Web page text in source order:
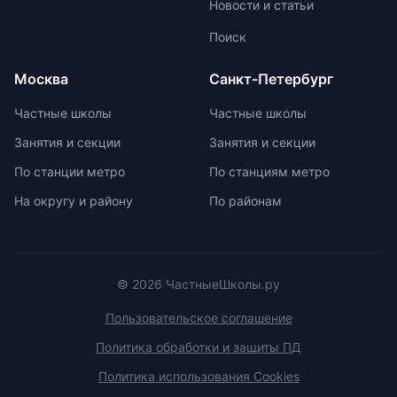
развития ребенка. При выборе
частной школы необходимо
недостатки, а также финансовые
возможности семьи. Важно
образовательной лицензии и
платных образовательных услуг.
Новости и статьи
Поиск
Москва
Частные школы
Занятия и секции
По станции метро
На округу и району
Санкт-Петербург
Частные школы
Занятия и секции
По станциям метро
По районам
© 2026 ЧастныеШколы.ру
Пользовательское соглашение
Политика обработки и защиты ПД
Политика использования Cookies